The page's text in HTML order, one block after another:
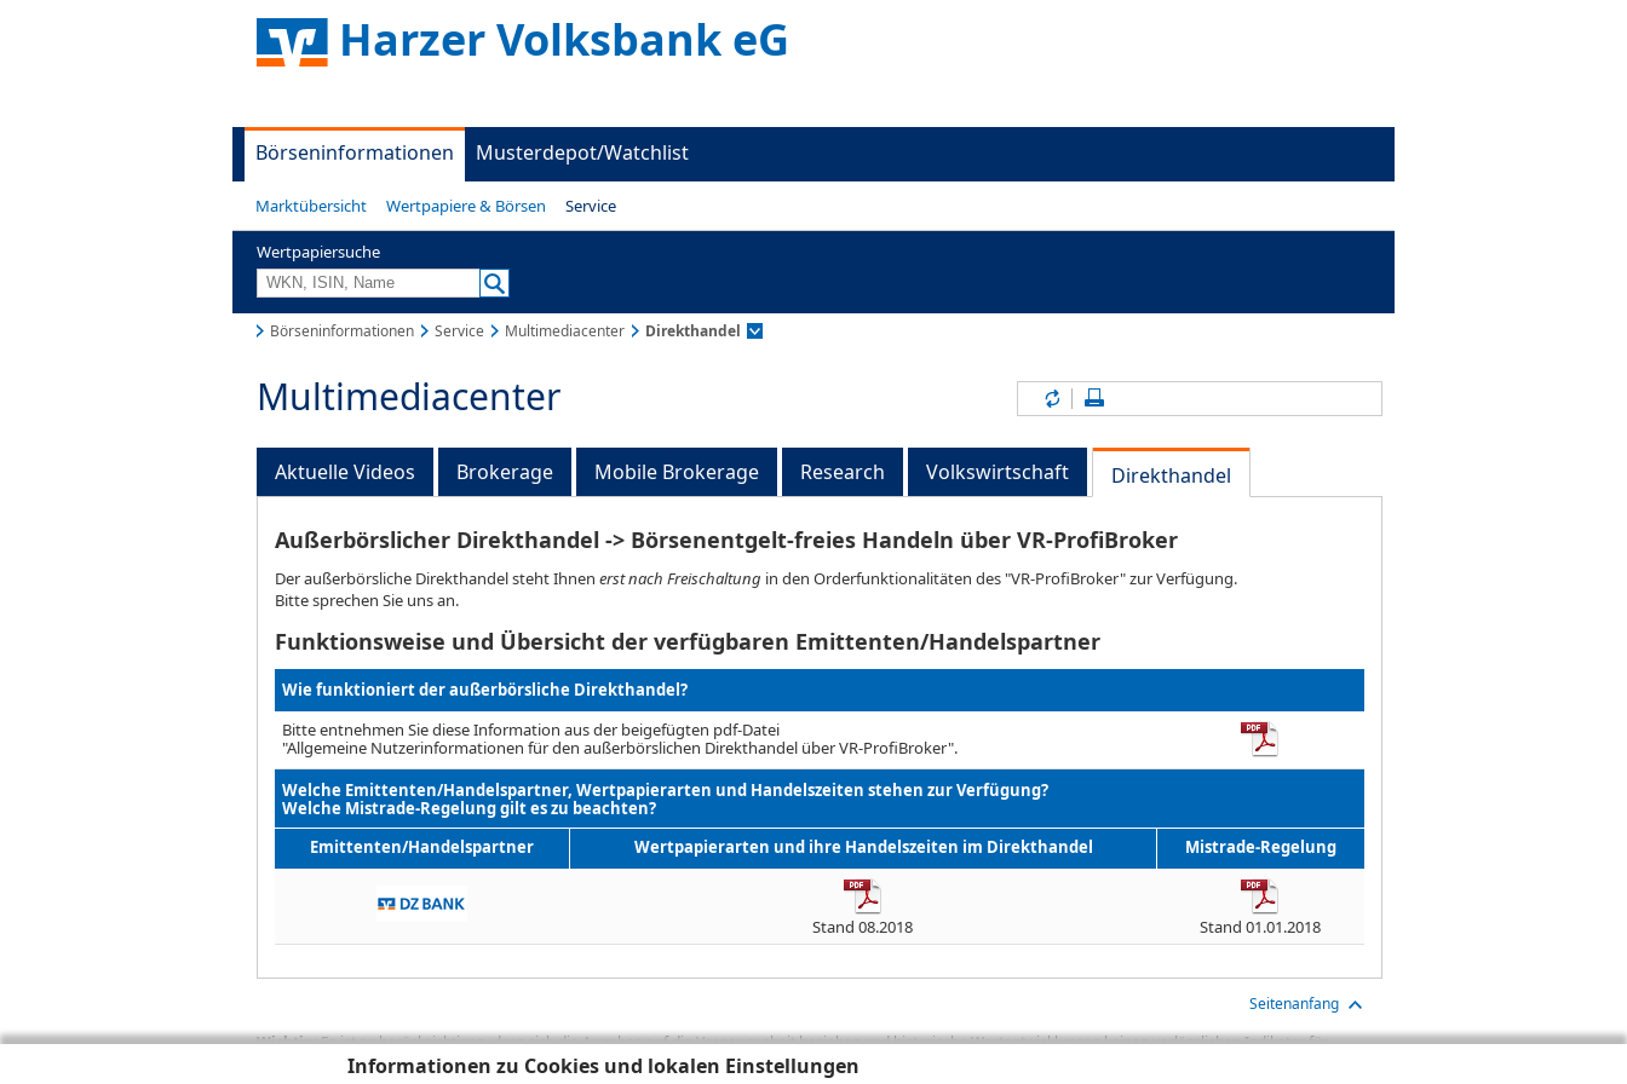
Informationen zu Cookies und lokalen Einstellungen
Harzer Volksbank eG
Börseninformationen Musterdepot/Watchlist
Marktübersicht Wertpapiere & Börsen Service
Wertpapiersuche
Börseninformationen Service Multimediacenter Direkthandel
Multimediacenter Inhalte aktualisieren
Aktuelle Videos Brokerage Mobile Brokerage Research Volkswirtschaft Direkthandel
Außerbörslicher Direkthandel -> Börsenentgelt-freies Handeln über VR-ProfiBroker
Der außerbörsliche Direkthandel steht Ihnen erst nach Freischaltung in den Orderfunktionalitäten des "VR-ProfiBroker" zur Verfügung.
Bitte sprechen Sie uns an.
Funktionsweise und Übersicht der verfügbaren Emittenten/Handelspartner
Wie funktioniert der außerbörsliche Direkthandel?
Bitte entnehmen Sie diese Information aus der beigefügten pdf-Datei
"Allgemeine Nutzerinformationen für den außerbörslichen Direkthandel über VR-ProfiBroker".
Welche Emittenten/Handelspartner, Wertpapierarten und Handelszeiten stehen zur Verfügung?
Welche Mistrade-Regelung gilt es zu beachten?
Emittenten/Handelspartner
Wertpapierarten und ihre Handelszeiten im Direkthandel Mistrade-Regelung
Stand 08.2018 Stand 01.01.2018
Seitenanfang
Wichtig:Es ist zu berücksichtigen, dass sich die Angaben auf die Vergangenheit beziehen und historische Wertentwicklungen keinen verlässlichen Indikator für
zukünftige Ergebnisse darstellen. Bei Performanceangaben handelt es sich stets um Bruttowertangaben. Bei Bruttowertangaben sind Transaktionskosten (wie z.B.